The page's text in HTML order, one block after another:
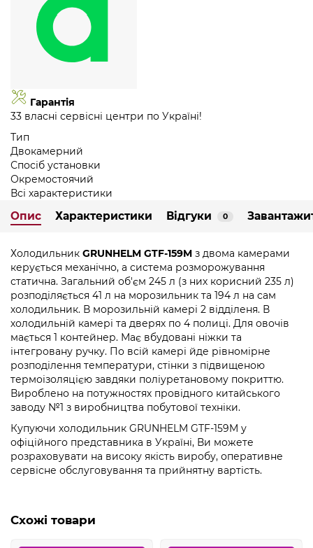
Гарантія
33 власні сервісні центри по Україні!
Тип
Двокамерний
Спосіб установки
Окремостоячий
Всі характеристики
Опис Характеристики Відгуки 0
Холодильник GRUNHELM GTF-159M з двома камерами
керується механічно, а система розморожування
статична. Загальний об'єм 245 л (з них корисний 235 л)
розподіляється 41 л на морозильник та 194 л на сам
холодильник. В морозильній камері 2 відділеня. В
холодильній камері та дверях по 4 полиці. Для овочів
мається 1 контейнер. Має вбудовані ніжки та
інтегровану ручку. По всій камері йде рівномірне
розподілення температури, стінки з підвищеною
термоізоляцією завдяки поліуретановому покриттю.
Вироблено на потужностях провідного китайського
заводу №1 з виробництва побутової техніки.
Купуючи холодильник GRUNHELM GTF-159M у
офіційного представника в Україні, Ви можете
розраховувати на високу якість виробу, оперативне
сервісне обслуговування та прийнятну вартість.
Схожі товари